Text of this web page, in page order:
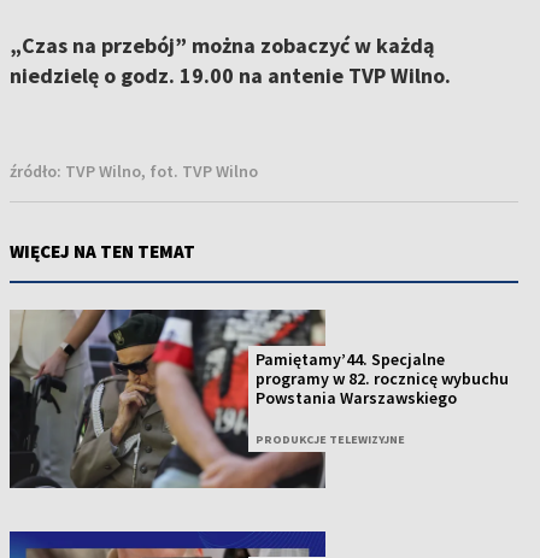
„Czas na przebój” można zobaczyć w każdą
niedzielę o godz. 19.00 na antenie TVP Wilno.
źródło: TVP Wilno, fot. TVP Wilno
WIĘCEJ NA TEN TEMAT
Pamiętamy’44. Specjalne
programy w 82. rocznicę wybuchu
Powstania Warszawskiego
PRODUKCJE TELEWIZYJNE